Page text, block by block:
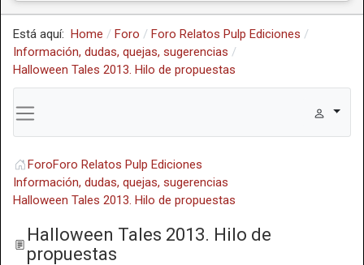
Está aquí: Home Foro
Foro Relatos Pulp Ediciones
Información, dudas, quejas, sugerencias
Halloween Tales 2013. Hilo de propuestas
ForoForo Relatos Pulp Ediciones
Información, dudas, quejas, sugerencias
Halloween Tales 2013. Hilo de propuestas
Halloween Tales 2013. Hilo de
propuestas